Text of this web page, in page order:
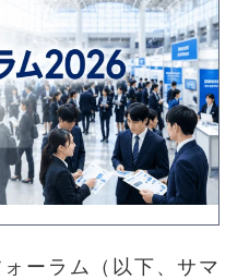
ーラム（以下、サマ